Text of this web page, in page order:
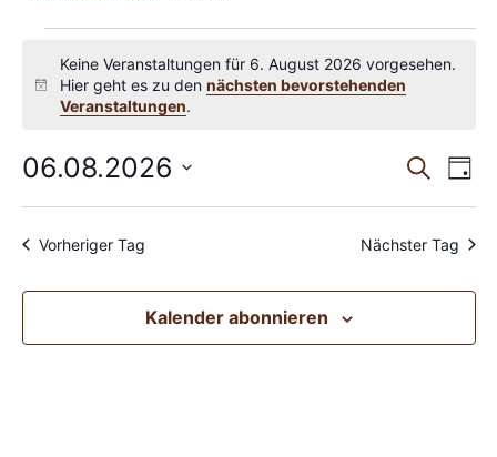
Hinweis
Keine Veranstaltungen für 6. August 2026 vorgesehen.
Hier geht es zu den nächsten bevorstehenden
Veranstaltungen.
und
Suche
Tag
06.08.2026
wählen.
Vorheriger Tag Nächster Tag
Kalender abonnieren